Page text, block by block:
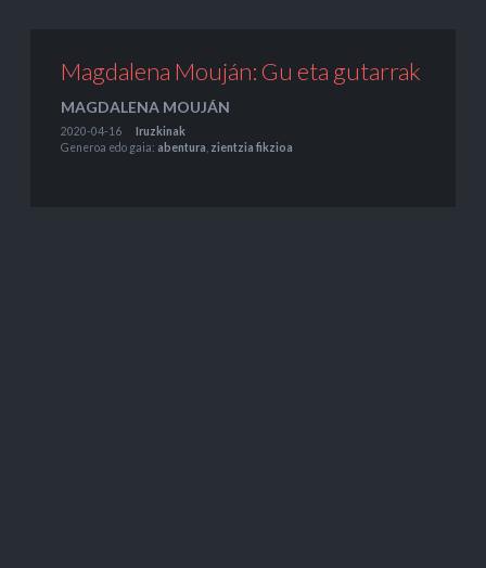
Magdalena Mouján: Gu eta gutarrak
MAGDALENA MOUJÁN
2020-04-16
Iruzkinak
Generoa edo gaia: abentura zientzia fikzioa